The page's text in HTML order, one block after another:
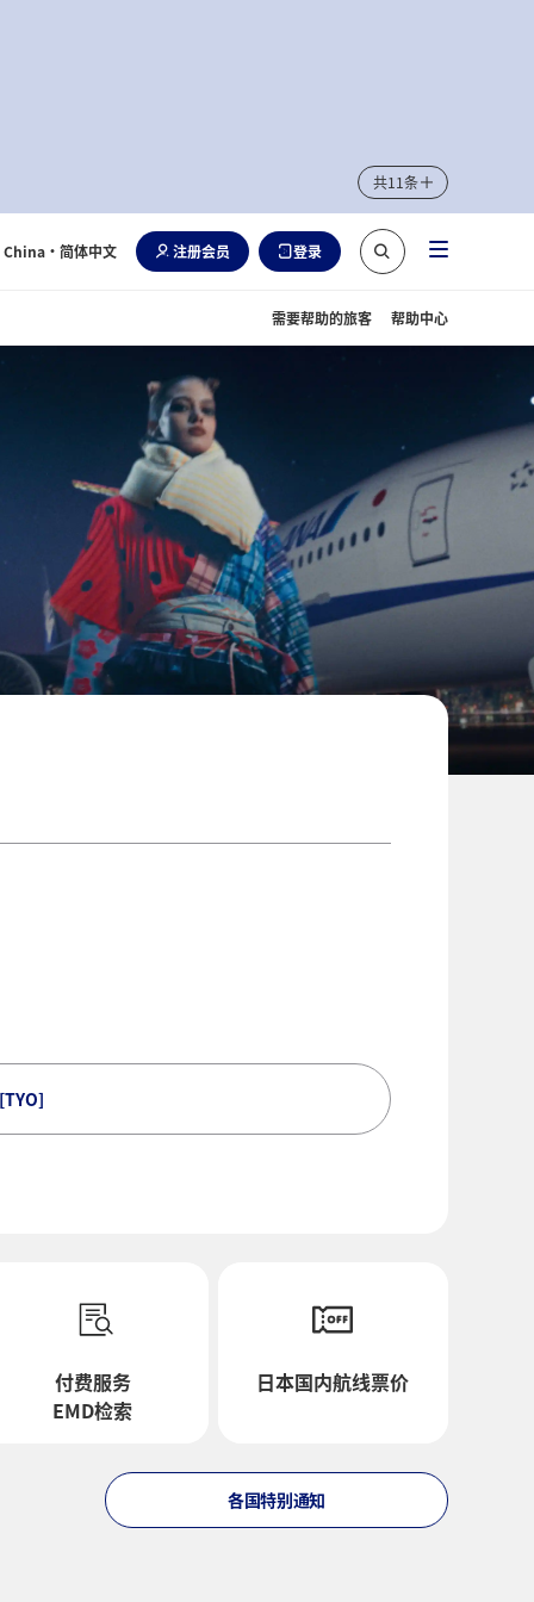
共11条
China ・简体中文 注册会员 登录
需要帮助的旅客 帮助中心
付费服务
EMD检索
日本国内航线票价
各国特别通知